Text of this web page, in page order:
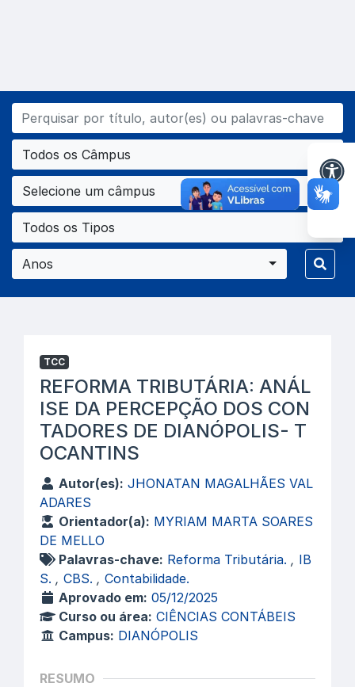
Todos os Câmpus
Selecione um câmpus
Todos os Tipos
Anos
TCC
REFORMA TRIBUTÁRIA: ANÁL
ISE DA PERCEPÇÃO DOS CON
TADORES DE DIANÓPOLIS- T
OCANTINS
Autor(es): JHONATAN MAGALHÃES VAL
ADARES
Orientador(a): MYRIAM MARTA SOARES
DE MELLO
Palavras-chave: Reforma Tributária. , IB
S. , CBS. , Contabilidade.
Aprovado em: 05/12/2025
Curso ou área: CIÊNCIAS CONTÁBEIS
Campus: DIANÓPOLIS
RESUMO